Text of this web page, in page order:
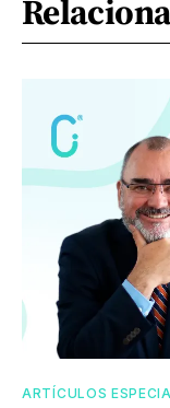
ARTÍCULOS